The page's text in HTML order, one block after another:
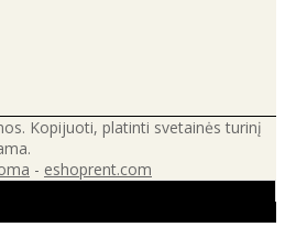
Kopijuoti, platinti svetainės turinį
- eshoprent.com